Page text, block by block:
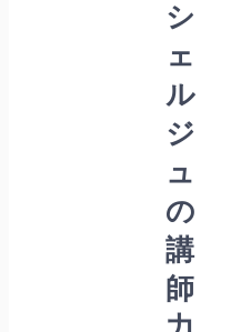
シ
ェ
ル
ジ
ュ
の
講
師